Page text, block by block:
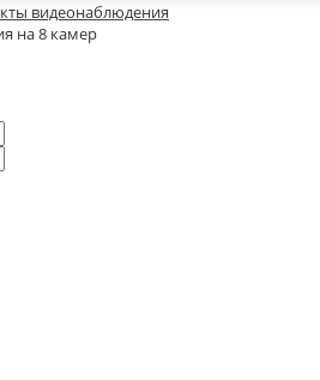
видеонаблюдения
на 8 камер